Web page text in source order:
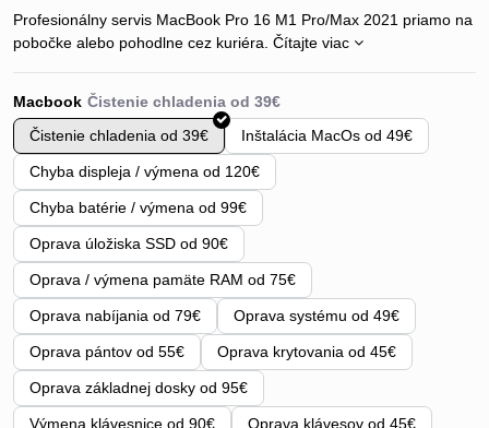
Profesionálny servis MacBook Pro 16 M1 Pro/Max 2021 priamo na
pobočke alebo pohodlne cez kuriéra. Čítajte viac
Macbook
Čistenie chladenia od 39€
Inštalácia MacOs od 49€
Chyba displeja / výmena od 120€
Chyba batérie / výmena od 99€
Oprava úložiska SSD od 90€
Oprava / výmena pamäte RAM od 75€
Oprava nabíjania od 79€ Oprava systému od 49€
Oprava pántov od 55€ Oprava krytovania od 45€
Oprava základnej dosky od 95€
Výmena klávesnice od 90€ Oprava klávesov od 45€